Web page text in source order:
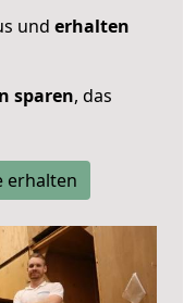
und erhalten
sparen, das
erhalten